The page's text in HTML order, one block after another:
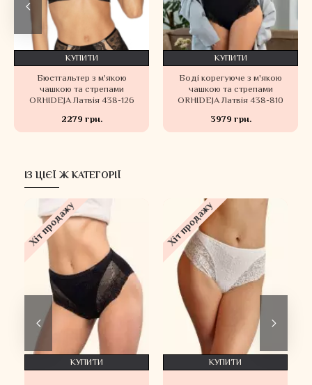
Бюстгальтер з м'якою
чашкою та стрепами
ORHIDEJA Латвія 438-126
2279 грн.
КУПИТИ
Боді корегуюче з м'якою
чашкою та стрепами
ORHIDEJA Латвія 438-810
3979 грн.
КУПИТИ
ІЗ ЦІЄЇ Ж КАТЕГОРІЇ
Хіт продажу
КУПИТИ
Хіт продажу
КУПИТИ